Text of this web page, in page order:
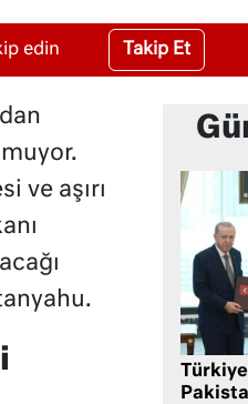
edin Takip Et
ve aşırı